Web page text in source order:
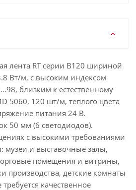
лента RT серии B120 шириной
Вт/м, с высоким индексом
близким к естественному
5060, 120 шт/м, теплого цвета
питания 24 В.
50 мм (6 светодиодов).
с высокими требованиями
музеи и выставочные залы,
помещения и витрины,
производства, детские комнаты
качественное